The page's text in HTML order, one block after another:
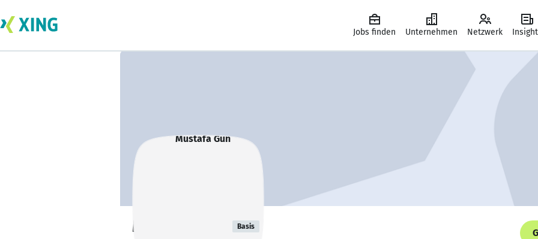
Jobs finden Unternehmen Netzwerk
Mustafa Gun Basis